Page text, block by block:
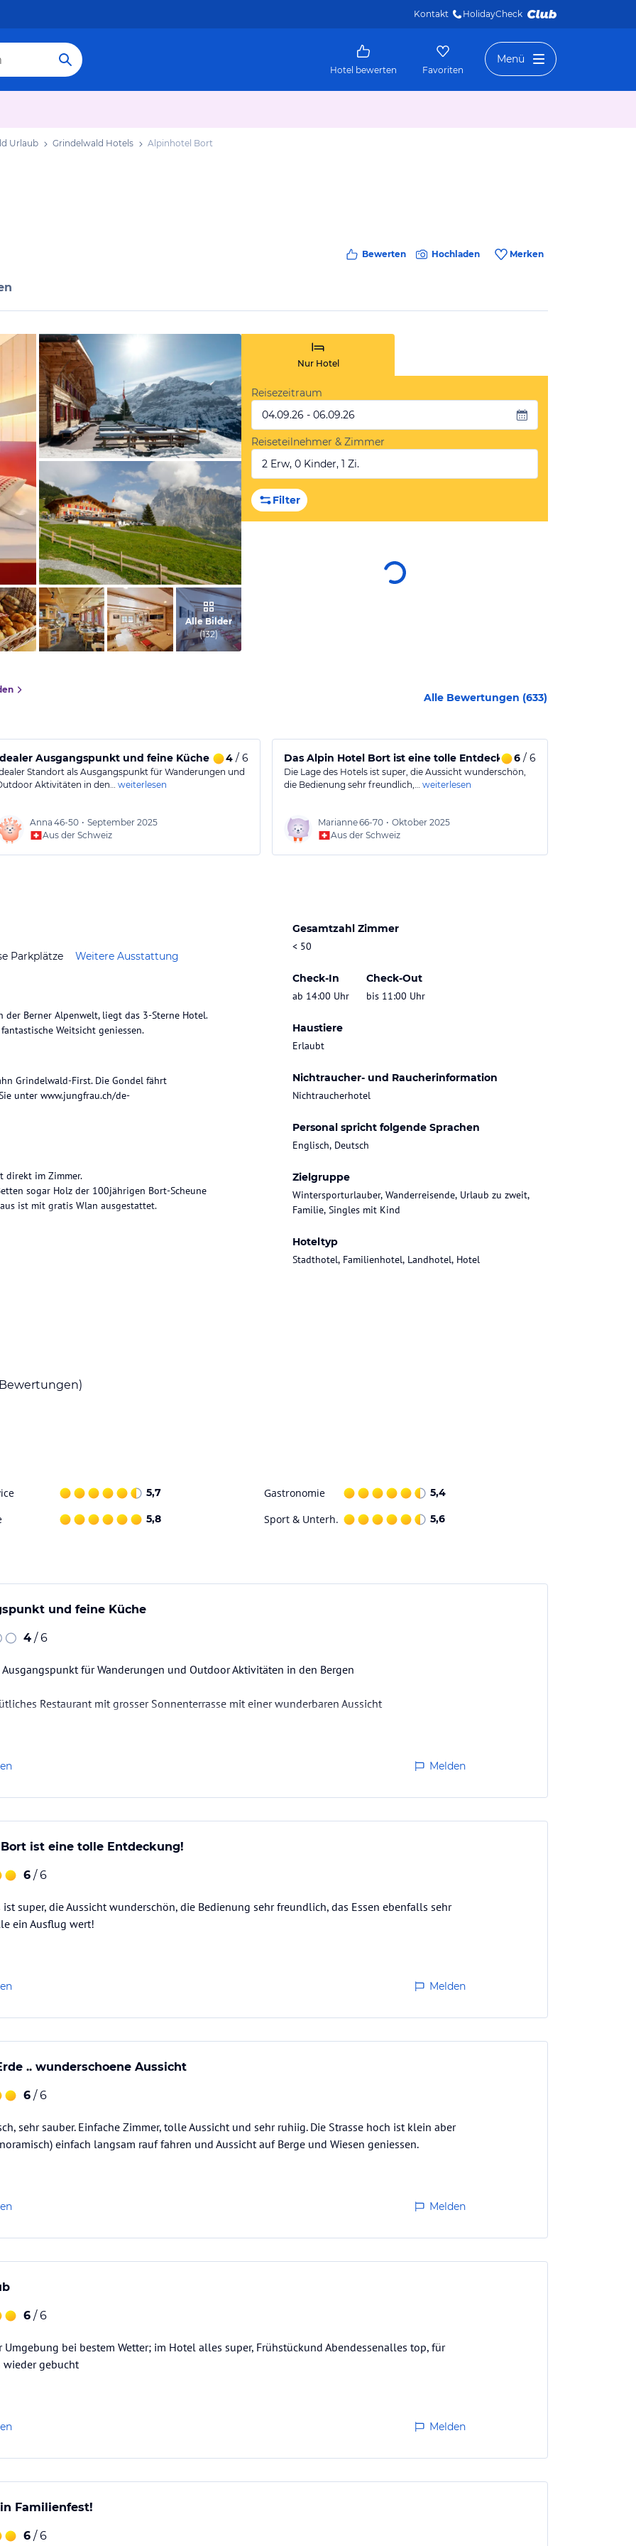
Kontakt HolidayCheck
Hotel bewerten Favoriten
Menü
Urlaub Grindelwald Hotels Alpinhotel Bort
Bewerten Hochladen Merken
vom Hotelier, März 2009
vom Hotelier, September 2009Alle Bilder
(132)
Nur Hotel
Reisezeitraum
04.09.26 - 06.09.26
Reiseteilnehmer & Zimmer
2 Erw, 0 Kinder, 1 Zi.
Filter
Alle Bewertungen (633)
Ausgangspunkt und feine Küche 4/ 6
Standort als Ausgangspunkt für Wanderungen und
Aktivitäten in den… weiterlesen
Anna 46-50 • September 2025
Aus der Schweiz
Das Alpin Hotel Bort ist eine tolle Entdeckung!
6/ 6
Die Lage des Hotels ist super, die Aussicht wunderschön,
die Bedienung sehr freundlich,… weiterlesen
Marianne66-70 • Oktober 2025
Aus der Schweiz
Parkplätze Weitere Ausstattung
Gesamtzahl Zimmer
< 50
Check-In
ab 14:00 Uhr
Check-Out
bis 11:00 Uhr
Haustiere
Erlaubt
Nichtraucher- und Raucherinformation
Nichtraucherhotel
Personal spricht folgende Sprachen
Englisch, Deutsch
Zielgruppe
Wintersporturlauber, Wanderreisende, Urlaub zu zweit,
Familie, Singles mit Kind
Hoteltyp
Stadthotel, Familienhotel, Landhotel, Hotel
Berner Alpenwelt, liegt das 3-Sterne Hotel.
Weitsicht geniessen.
Grindelwald-First. Die Gondel fährt
unter www.jungfrau.ch/de-
direkt im Zimmer.
sogar Holz der 100jährigen Bort-Scheune
ist mit gratis Wlan ausgestattet.
direkt zur Haustür fahren und sparen viel
mit vielen anderen Wintersportlern
Wanderungen auf einfachen oder
zu erkundigen.
Alle Angaben ohne
die verbindlichen Angebotsdetailsdes
Bewertungen)
5,7 Gastronomie 5,4
5,8 Sport & Unterh. 5,6
und feine Küche
4 / 6
für Wanderungen und Outdoor Aktivitäten in den Bergen
Restaurant mit grosser Sonnenterrasse mit einer wunderbaren Aussicht
Melden
ist eine tolle Entdeckung!
6 / 6
ist super, die Aussicht wunderschön, die Bedienung sehr freundlich, das Essen ebenfalls sehr
ein Ausflug wert!
Melden
.. wunderschoene Aussicht
6 / 6
sehr sauber. Einfache Zimmer, tolle Aussicht und sehr ruhiig. Die Strasse hoch ist klein aber
einfach langsam rauf fahren und Aussicht auf Berge und Wiesen geniessen.
Melden
6 / 6
Umgebung bei bestem Wetter; im Hotel alles super, Frühstückund Abendessenalles top, für
wieder gebucht
Melden
Familienfest!
6 / 6